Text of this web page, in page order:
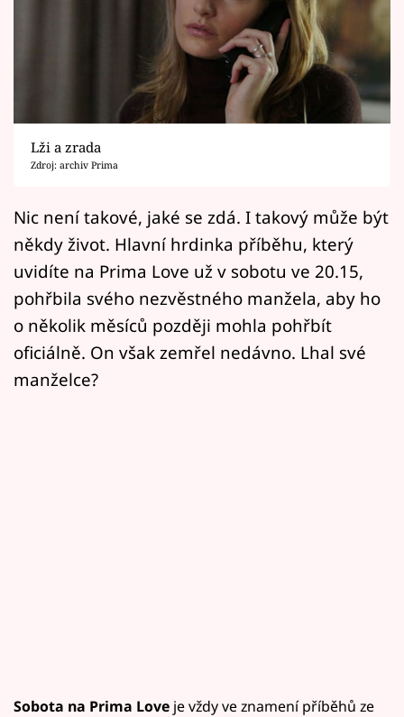
Sledujte prima+
Filmový festival Karlovy Vary
Pořady
Mámy sobě
Přihlášení
Sledujte nás
Lži a zrada
Zdroj: archiv Prima
Nic není takové, jaké se zdá. I takový může být
někdy život. Hlavní hrdinka příběhu, který
uvidíte na Prima Love už v sobotu ve 20.15,
pohřbila svého nezvěstného manžela, aby ho
o několik měsíců později mohla pohřbít
oficiálně. On však zemřel nedávno. Lhal své
manželce?
Sobota na Prima Love je vždy ve znamení příběhů ze